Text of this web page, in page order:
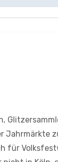
Jahrmärkte
für